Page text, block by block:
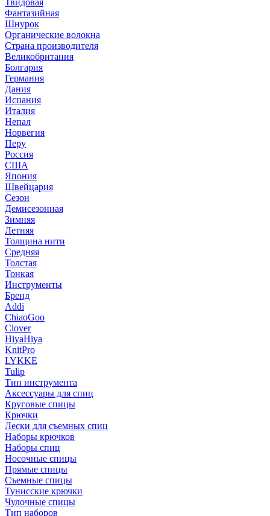
Твидовая
Фантазийная
Шнурок
Органические волокна
Страна производителя
Великобритания
Болгария
Германия
Дания
Испания
Италия
Непал
Норвегия
Перу
Россия
США
Япония
Швейцария
Сезон
Демисезонная
Зимняя
Летняя
Толщина нити
Средняя
Толстая
Тонкая
Инструменты
Бренд
Addi
ChiaoGoo
Clover
HiyaHiya
KnitPro
LYKKE
Tulip
Тип инструмента
Аксессуары для спиц
Круговые спицы
Крючки
Лески для съемных спиц
Наборы крючков
Наборы спиц
Носочные спицы
Прямые спицы
Съемные спицы
Тунисские крючки
Чулочные спицы
Тип наборов